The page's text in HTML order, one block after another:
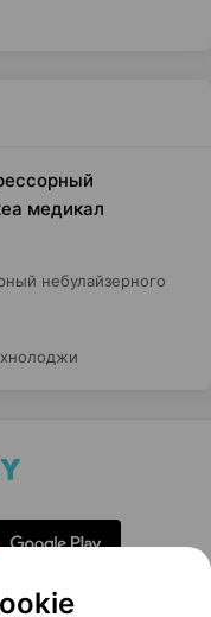
медикал
небулайзерного